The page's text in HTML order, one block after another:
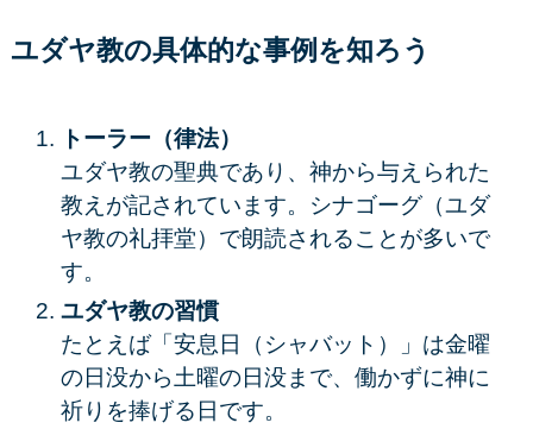
ユダヤ教の具体的な事例を知ろう
トーラー（律法）
ユダヤ教の聖典であり、神から与えられた
教えが記されています。シナゴーグ（ユダ
ヤ教の礼拝堂）で朗読されることが多いで
す。
ユダヤ教の習慣
たとえば「安息日（シャバット）」は金曜
の日没から土曜の日没まで、働かずに神に
祈りを捧げる日です。